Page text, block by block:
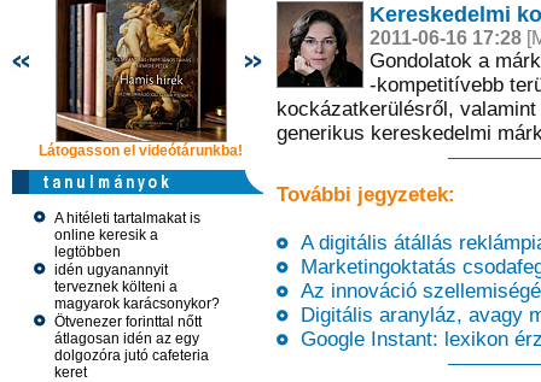
Látogasson el videótárunkba!
A hitéleti tartalmakat is
online keresik a
legtöbben
idén ugyanannyit
terveznek költeni a
magyarok karácsonykor?
Ötvenezer forinttal nőtt
átlagosan idén az egy
dolgozóra jutó cafeteria
keret
Kereskedelmi
2011-06-16 17:28
Gondolatok a
-kompetitívebb
kockázatkerülésről,
generikus kereskedelmi
További jegyzetek:
A digitális átállás
Marketingoktatás
Az innováció
Digitális aranyláz, avagy
Google Instant: lexikon